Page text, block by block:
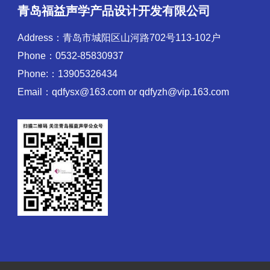
青岛福益声学产品设计开发有限公司
Address：青岛市城阳区山河路702号113-102户
Phone：0532-85830937
Phone:：13905326434
Email：qdfysx@163.com or qdfyzh@vip.163.com